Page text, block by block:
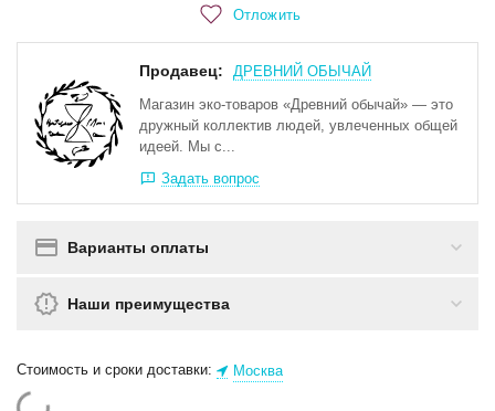
Отложить
Продавец:
ДРЕВНИЙ ОБЫЧАЙ
Магазин эко-товаров «Древний обычай» — это
дружный коллектив людей, увлеченных общей
идеей. Мы с...
Задать вопрос
Варианты оплаты
Наши преимущества
Стоимость и сроки доставки: Москва